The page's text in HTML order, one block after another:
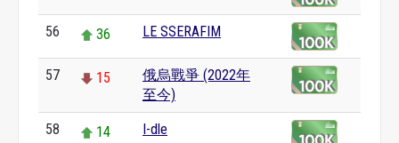
56 36 LE SSERAFIM
57 15
俄烏戰爭 (2022年
至今)
58 14 I-dle